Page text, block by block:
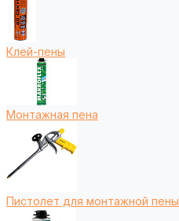
Клей-пены
Монтажная пена
Пистолет для монтажной пены